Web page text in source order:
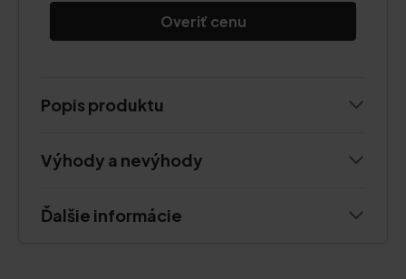
Overiť cenu
Popis produktu
Výhody a nevýhody
Ďalšie informácie